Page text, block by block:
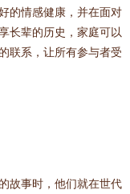
的情感健康，并在面对
长辈的历史，家庭可以
联系，让所有参与者受
故事时，他们就在世代